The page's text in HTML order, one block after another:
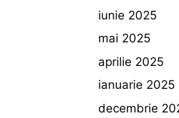
iunie 2025
mai 2025
aprilie 2025
ianuarie 2025
decembrie